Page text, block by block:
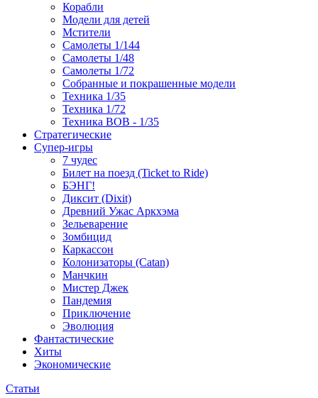
Корабли
Модели для детей
Мстители
Самолеты 1/144
Самолеты 1/48
Самолеты 1/72
Собранные и покрашенные модели
Техника 1/35
Техника 1/72
Техника ВОВ - 1/35
Стратегические
Супер-игры
7 чудес
Билет на поезд (Ticket to Ride)
БЭНГ!
Диксит (Dixit)
Древний Ужас Аркхэма
Зельеварение
Зомбицид
Каркассон
Колонизаторы (Catan)
Манчкин
Мистер Джек
Пандемия
Приключение
Эволюция
Фантастические
Хиты
Экономические
Статьи